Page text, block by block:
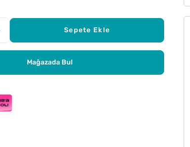
Sepete Ekle
Mağazada Bul